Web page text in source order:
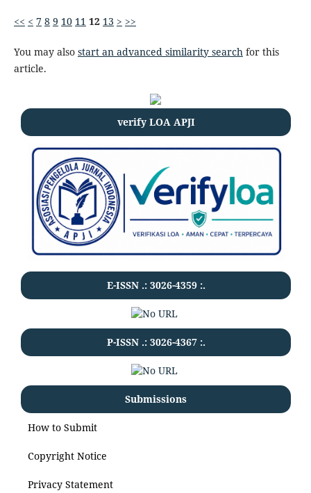
<< < 7 8 9 10 11 12 13 > >>
You may also start an advanced similarity searchfor this
article.
verify LOA APJI
E-ISSN .: 3026-4359:.
P-ISSN .: 3026-4367:.
Submissions
How to Submit
Copyright Notice
Privacy Statement